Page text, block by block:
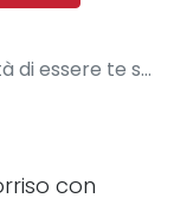
di essere te
con